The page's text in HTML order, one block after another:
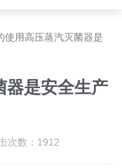
使用高压蒸汽灭菌器是
器是安全生产
次数：1912